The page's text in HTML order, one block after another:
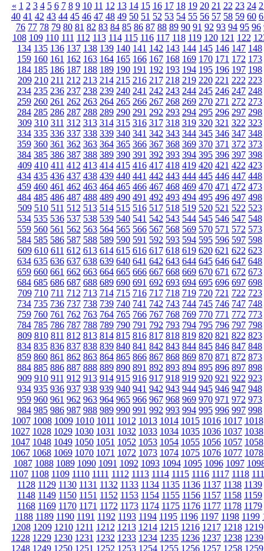
« 1 2 3 4 5 6 7 8 9 10 11 12 13 14 15 16 17 18 19 20 21 22 23 24
40 41 42 43 44 45 46 47 48 49 50 51 52 53 54 55 56 57 58 59 60
76 77 78 79 80 81 82 83 84 85 86 87 88 89 90 91 92 93 94 95 96
108 109 110 111 112 113 114 115 116 117 118 119 120 121 122
134 135 136 137 138 139 140 141 142 143 144 145 146 147 148
159 160 161 162 163 164 165 166 167 168 169 170 171 172 173
184 185 186 187 188 189 190 191 192 193 194 195 196 197 198
209 210 211 212 213 214 215 216 217 218 219 220 221 222 223
234 235 236 237 238 239 240 241 242 243 244 245 246 247 248
259 260 261 262 263 264 265 266 267 268 269 270 271 272 273
284 285 286 287 288 289 290 291 292 293 294 295 296 297 298
309 310 311 312 313 314 315 316 317 318 319 320 321 322 323
334 335 336 337 338 339 340 341 342 343 344 345 346 347 348
359 360 361 362 363 364 365 366 367 368 369 370 371 372 373
384 385 386 387 388 389 390 391 392 393 394 395 396 397 398
409 410 411 412 413 414 415 416 417 418 419 420 421 422 423
434 435 436 437 438 439 440 441 442 443 444 445 446 447 448
459 460 461 462 463 464 465 466 467 468 469 470 471 472 473
484 485 486 487 488 489 490 491 492 493 494 495 496 497 498
509 510 511 512 513 514 515 516 517 518 519 520 521 522 523
534 535 536 537 538 539 540 541 542 543 544 545 546 547 548
559 560 561 562 563 564 565 566 567 568 569 570 571 572 573
584 585 586 587 588 589 590 591 592 593 594 595 596 597 598
609 610 611 612 613 614 615 616 617 618 619 620 621 622 623
634 635 636 637 638 639 640 641 642 643 644 645 646 647 648
659 660 661 662 663 664 665 666 667 668 669 670 671 672 673
684 685 686 687 688 689 690 691 692 693 694 695 696 697 698
709 710 711 712 713 714 715 716 717 718 719 720 721 722 723
734 735 736 737 738 739 740 741 742 743 744 745 746 747 748
759 760 761 762 763 764 765 766 767 768 769 770 771 772 773
784 785 786 787 788 789 790 791 792 793 794 795 796 797 798
809 810 811 812 813 814 815 816 817 818 819 820 821 822 823
834 835 836 837 838 839 840 841 842 843 844 845 846 847 848
859 860 861 862 863 864 865 866 867 868 869 870 871 872 873
884 885 886 887 888 889 890 891 892 893 894 895 896 897 898
909 910 911 912 913 914 915 916 917 918 919 920 921 922 923
934 935 936 937 938 939 940 941 942 943 944 945 946 947 948
959 960 961 962 963 964 965 966 967 968 969 970 971 972 973
984 985 986 987 988 989 990 991 992 993 994 995 996 997 998
1007 1008 1009 1010 1011 1012 1013 1014 1015 1016 1017 1018
1027 1028 1029 1030 1031 1032 1033 1034 1035 1036 1037 1038
1047 1048 1049 1050 1051 1052 1053 1054 1055 1056 1057 1058
1067 1068 1069 1070 1071 1072 1073 1074 1075 1076 1077 1078
1087 1088 1089 1090 1091 1092 1093 1094 1095 1096 1097
1107 1108 1109 1110 1111 1112 1113 1114 1115 1116 1117 1118
1128 1129 1130 1131 1132 1133 1134 1135 1136 1137 1138 1139
1148 1149 1150 1151 1152 1153 1154 1155 1156 1157 1158 1159
1168 1169 1170 1171 1172 1173 1174 1175 1176 1177 1178 1179
1188 1189 1190 1191 1192 1193 1194 1195 1196 1197 1198 1199
1208 1209 1210 1211 1212 1213 1214 1215 1216 1217 1218 1219
1228 1229 1230 1231 1232 1233 1234 1235 1236 1237 1238 1239
1248 1249 1250 1251 1252 1253 1254 1255 1256 1257 1258 1259